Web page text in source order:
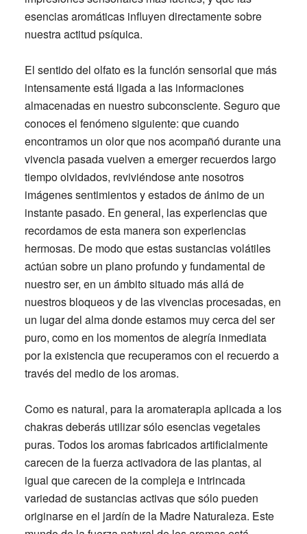
esencias aromáticas influyen directamente sobre
nuestra actitud psíquica.
El sentido del olfato es la función sensorial que más
intensamente está ligada a las informaciones
almacenadas en nuestro subconsciente. Seguro que
conoces el fenómeno siguiente: que cuando
encontramos un olor que nos acompañó durante una
vivencia pasada vuelven a emerger recuerdos largo
tiempo olvidados, reviviéndose ante nosotros
imágenes sentimientos y estados de ánimo de un
instante pasado. En general, las experiencias que
recordamos de esta manera son experiencias
hermosas. De modo que estas sustancias volátiles
actúan sobre un plano profundo y fundamental de
nuestro ser, en un ámbito situado más allá de
nuestros bloqueos y de las vivencias procesadas, en
un lugar del alma donde estamos muy cerca del ser
puro, como en los momentos de alegría inmediata
por la existencia que recuperamos con el recuerdo a
través del medio de los aromas.
Como es natural, para la aromaterapia aplicada a los
chakras deberás utilizar sólo esencias vegetales
puras. Todos los aromas fabricados artificialmente
carecen de la fuerza activadora de las plantas, al
igual que carecen de la compleja e intrincada
variedad de sustancias activas que sólo pueden
originarse en el jardín de la Madre Naturaleza. Este